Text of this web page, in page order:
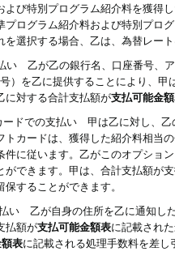
び特別プログラム紹介料を獲得
プログラム紹介料および特別プロ
を選択する場合、乙は、為替レー
い 乙が乙の銀行名、口座番号、
）を乙に提供することにより、
に対する合計支払額が支払可能金
ドでの支払い 甲は乙に対し、乙
カードは、獲得した紹介料相当
に従います。乙がこのオプショ
ができます。甲は、合計支払額が
することができます。
い 乙が自身の住所を乙に通知し
払額が支払可能金額表に記載され
表に記載される処理手数料を差し